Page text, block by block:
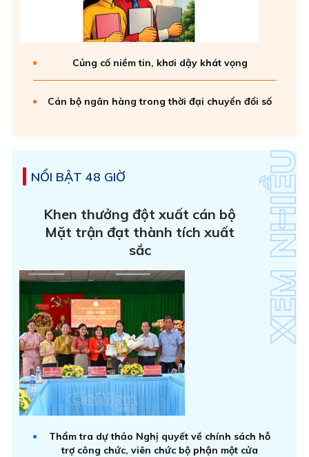
Củng cố niềm tin, khơi dậy khát vọng
Cán bộ ngân hàng trong thời đại chuyển đổi số
NỔI BẬT 48 GIỜ
Khen thưởng đột xuất cán bộ
Mặt trận đạt thành tích xuất
sắc
Thẩm tra dự thảo Nghị quyết về chính sách hỗ
trợ công chức, viên chức bộ phận một cửa